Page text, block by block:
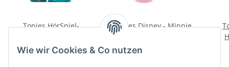
Wie wir Cookies & Co nutzen
Tonies HörSpiel-
Zaubermond
34,99 €*
Tonies Disney - Minnie
Maus - Helfen macht
16,99 €